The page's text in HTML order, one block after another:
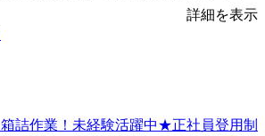
詳細を表示